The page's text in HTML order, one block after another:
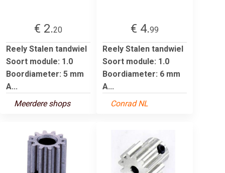
€ 2.20
Reely Stalen tandwiel
Soort module: 1.0
Boordiameter: 5 mm
A...
Meerdere shops
€ 4.99
Reely Stalen tandwiel
Soort module: 1.0
Boordiameter: 6 mm
A...
Conrad NL